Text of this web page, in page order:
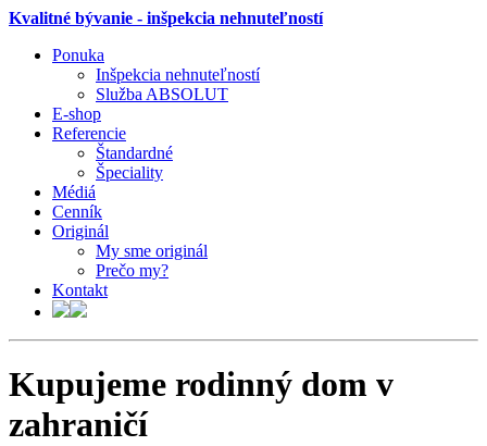
Kvalitné bývanie - inšpekcia nehnuteľností
Ponuka
Inšpekcia nehnuteľností
Služba ABSOLUT
E-shop
Referencie
Štandardné
Špeciality
Médiá
Cenník
Originál
My sme originál
Prečo my?
Kontakt
Kupujeme rodinný dom v
zahraničí